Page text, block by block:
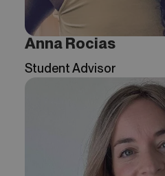
Anna Rocias
Student Advisor